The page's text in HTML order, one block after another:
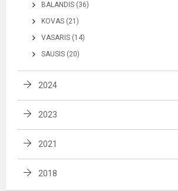
BALANDIS (36)
KOVAS (21)
VASARIS (14)
SAUSIS (20)
2024
2023
2021
2018